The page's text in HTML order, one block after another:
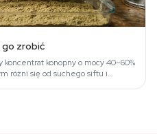
zrobić
konopny o mocy 40–60%
różni się od suchego siftu i